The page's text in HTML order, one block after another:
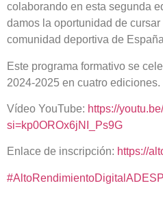
colaborando en esta segunda
damos la oportunidad de
comunidad deportiva de
Este programa formativo se
2024-2025 en cuatro ediciones.
Vídeo YouTube: https://
si=kp0OROx6jNI_Ps9G
Enlace de inscripción: https://
#AltoRendimientoDigitalADESP